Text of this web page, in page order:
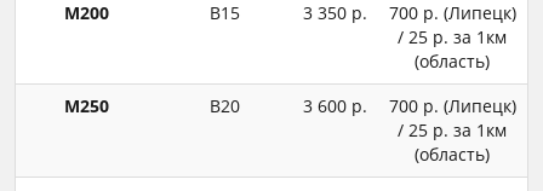
М200
В15 3 350 р.
700 р. (Липецк)
/ 25 р. за 1км
(область)
М250
В20 3 600 р.
700 р. (Липецк)
/ 25 р. за 1км
(область)